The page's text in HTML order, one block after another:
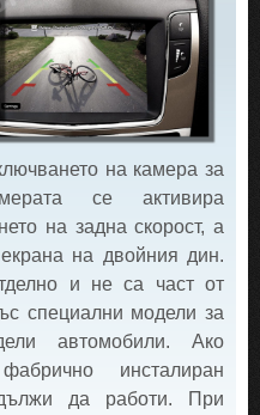
на камера за
се активира
на задна скорост, а
на двойния дин.
и не са част от
специални модели за
автомобили. Ако
инсталиран
да работи. При